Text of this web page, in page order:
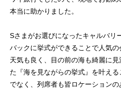
本当に助かりました。
Sさまがお選びになったキャルバリ
バックに挙式ができることで人気
天気も良く、目の前の海も綺麗に
た『海を見ながらの挙式』を叶え
でなく、列席者も皆ロケーション